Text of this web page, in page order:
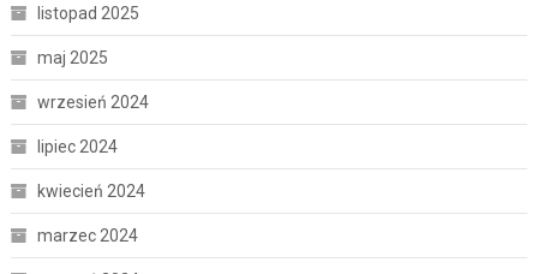
listopad 2025
maj 2025
wrzesień 2024
lipiec 2024
kwiecień 2024
marzec 2024